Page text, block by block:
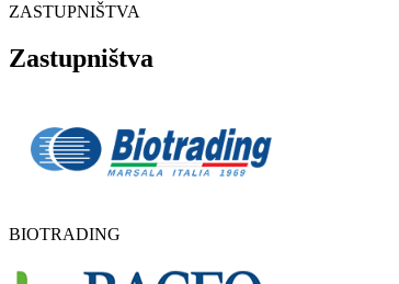
ZASTUPNIŠTVA
Zastupništva
BIOTRADING